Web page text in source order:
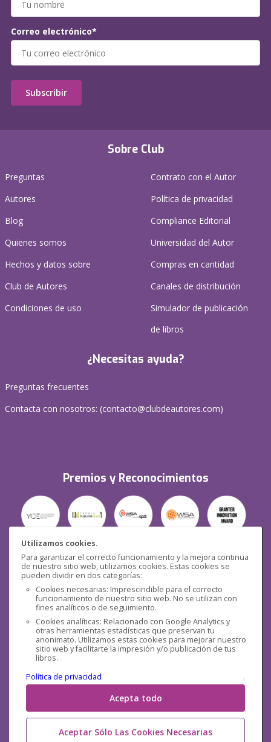
Utilizamos cookies.
Para garantizar el correcto funcionamiento y la mejora continua
de nuestro sitio web, utilizamos cookies. Estas cookies se
pueden dividir en dos categorías:
Cookies necesarias: Imprescindible para el correcto
funcionamiento de nuestro sitio web. No se utilizan con
fines analíticos o de seguimiento.
Cookies analíticas: Relacionado con Google Analytics y
otras herramientas estadísticas que preservan tu
anonimato. Utilizamos estas cookies para mejorar nuestro
sitio web y facilitarte la impresión y/o publicación de tus
libros.
Política de privacidad
.
Acepta todo
Aceptar Sólo Las Cookies Necesarias
Sobre Club
Preguntas
Autores
Blog
Quienes somos
Hechos y datos sobre
Club de Autores
Condiciones de uso
Contrato con el Autor
Política de privacidad
Compliance Editorial
Universidad del Autor
Compras en cantidad
Canales de distribución
Simulador de publicación
de libros
¿Necesitas ayuda?
Preguntas frecuentes
Contacta con nosotros: (contacto@clubdeautores.com)
Premios y Reconocimientos
Seguridad
Redes sociales
Correo electrónico*
Subscribir